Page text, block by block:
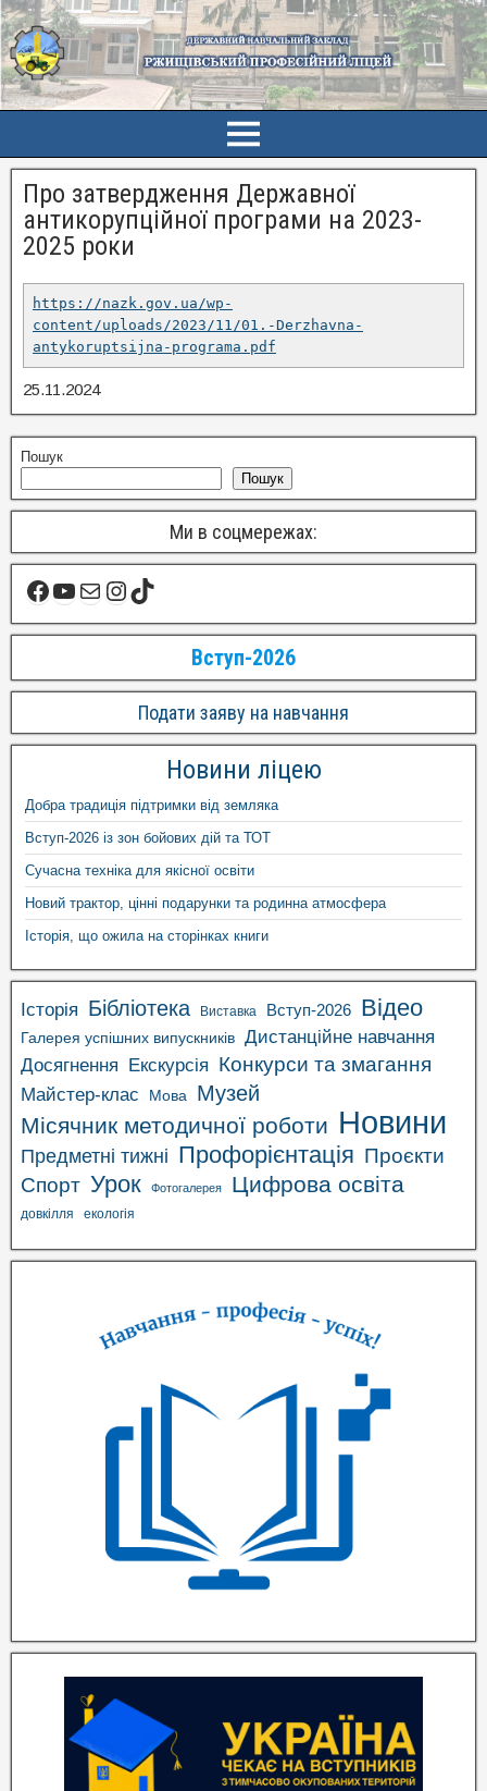
Про затвердження Державної
антикорупційної програми на 2023-
2025 роки
https://nazk.gov.ua/wp-
content/uploads/2023/11/01.-Derzhavna-
antykoruptsijna-programa.pdf
25.11.2024
Пошук
Пошук
Ми в соцмережах:
Вступ-2026
Подати заяву на навчання
Новини ліцею
Добра традиція підтримки від земляка
Вступ-2026 із зон бойових дій та ТОТ
Сучасна техніка для якісної освіти
Новий трактор, цінні подарунки та родинна атмосфера
Історія, що ожила на сторінках книги
Історія Бібліотека Виставка Вступ-2026 Відео
Галерея успішних випускників Дистанційне навчання
Досягнення Екскурсія Конкурси та змагання
Майстер-клас Мова Музей
Місячник методичної роботи Новини
Предметні тижні Профорієнтація Проєкти
Спорт Урок Фотогалерея Цифрова освіта
довкілля екологія